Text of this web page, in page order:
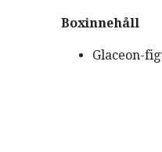
Boxinnehåll
Glaceon-